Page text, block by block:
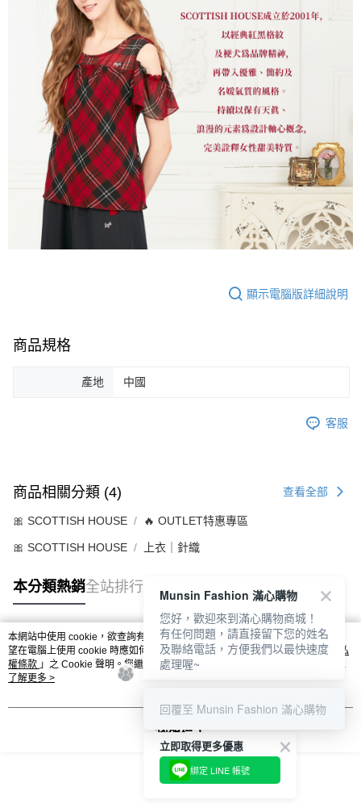
顯示電腦版詳細說明
商品規格
產地 中國
客服
商品相關分類 (4) 查看全部
🎀 SCOTTISH HOUSE 🔥 OUTLET特惠專區
🎀 SCOTTISH HOUSE 上衣｜針織
本分類熱銷全站排行
熱門標籤
本網站中使用 cookie，欲查詢有關本網站使用 cookie 方式之詳情，及若您不希
望在電腦上使用 cookie 時應如何變更電腦的 cookie 設定，請參閱本網站「
隱私
權條款 」之 Cookie 聲明。您繼續使用本網站即表示您同意本公司得按本網站使
用條款之 Cookie 聲明使用 cookie。
了解更多 >
我知道了
立即取得更多優惠
綁定 LINE 帳號
Munsin Fashion 滿心購物
您好，歡迎來到滿心購物商城！
有任何問題，請直接留下您的姓名
及聯絡電話，方便我們以最快速度
處理喔~
回覆至 Munsin Fashion 滿心購物